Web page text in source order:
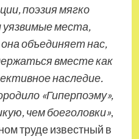
поэзия мягко
места,
объединяет нас,
вместе как
наследие.
«Гиперпоэму»,
чем боеголовки»,
труде известный в